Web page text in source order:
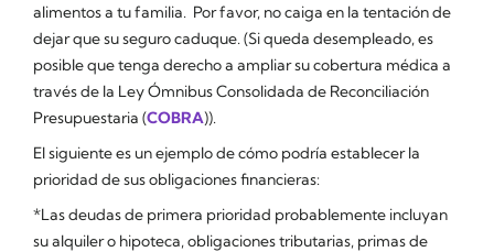
alimentos a tu familia. Por favor, no caiga en la tentación de
dejar que su seguro caduque. (Si queda desempleado, es
posible que tenga derecho a ampliar su cobertura médica a
través de la Ley Ómnibus Consolidada de Reconciliación
Presupuestaria (COBRA)).
El siguiente es un ejemplo de cómo podría establecer la
prioridad de sus obligaciones financieras:
*Las deudas de primera prioridad probablemente incluyan
su alquiler o hipoteca, obligaciones tributarias, primas de